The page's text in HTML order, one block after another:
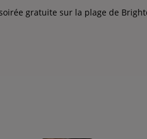
gratuite sur la plage de